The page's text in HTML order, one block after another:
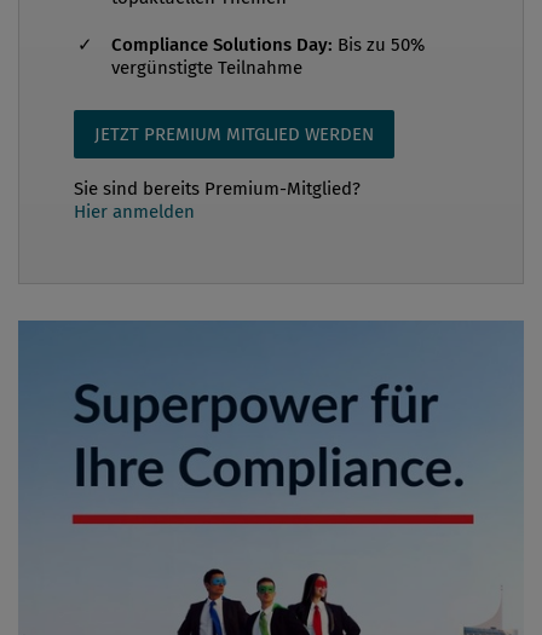
Compliance Solutions Day: Bis zu 50%
vergünstigte Teilnahme
JETZT PREMIUM MITGLIED WERDEN
Sie sind bereits Premium-Mitglied?
Hier anmelden